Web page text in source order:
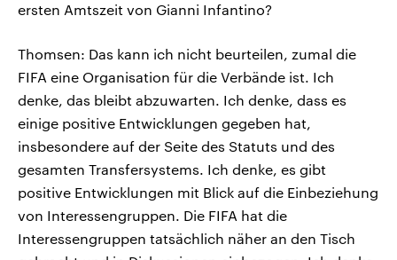
ersten Amtszeit von Gianni Infantino?
Thomsen: Das kann ich nicht beurteilen, zumal die
FIFA eine Organisation für die Verbände ist. Ich
denke, das bleibt abzuwarten. Ich denke, dass es
einige positive Entwicklungen gegeben hat,
insbesondere auf der Seite des Statuts und des
gesamten Transfersystems. Ich denke, es gibt
positive Entwicklungen mit Blick auf die Einbeziehung
von Interessengruppen. Die FIFA hat die
Interessengruppen tatsächlich näher an den Tisch